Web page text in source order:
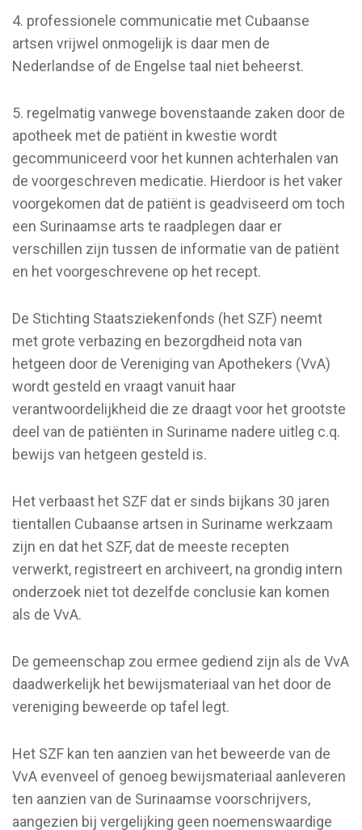
4. professionele communicatie met Cubaanse
artsen vrijwel onmogelijk is daar men de
Nederlandse of de Engelse taal niet beheerst.
5. regelmatig vanwege bovenstaande zaken door de
apotheek met de patiënt in kwestie wordt
gecommuniceerd voor het kunnen achterhalen van
de voorgeschreven medicatie. Hierdoor is het vaker
voorgekomen dat de patiënt is geadviseerd om toch
een Surinaamse arts te raadplegen daar er
verschillen zijn tussen de informatie van de patiënt
en het voorgeschrevene op het recept.
De Stichting Staatsziekenfonds (het SZF) neemt
met grote verbazing en bezorgdheid nota van
hetgeen door de Vereniging van Apothekers (VvA)
wordt gesteld en vraagt vanuit haar
verantwoordelijkheid die ze draagt voor het grootste
deel van de patiënten in Suriname nadere uitleg c.q.
bewijs van hetgeen gesteld is.
Het verbaast het SZF dat er sinds bijkans 30 jaren
tientallen Cubaanse artsen in Suriname werkzaam
zijn en dat het SZF, dat de meeste recepten
verwerkt, registreert en archiveert, na grondig intern
onderzoek niet tot dezelfde conclusie kan komen
als de VvA.
De gemeenschap zou ermee gediend zijn als de VvA
daadwerkelijk het bewijsmateriaal van het door de
vereniging beweerde op tafel legt.
Het SZF kan ten aanzien van het beweerde van de
VvA evenveel of genoeg bewijsmateriaal aanleveren
ten aanzien van de Surinaamse voorschrijvers,
aangezien bij vergelijking geen noemenswaardige